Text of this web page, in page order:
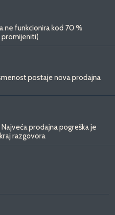
ne funkcionira kod 70 %
promijeniti)
postaje nova prodajna
prodajna pogreška je
razgovora